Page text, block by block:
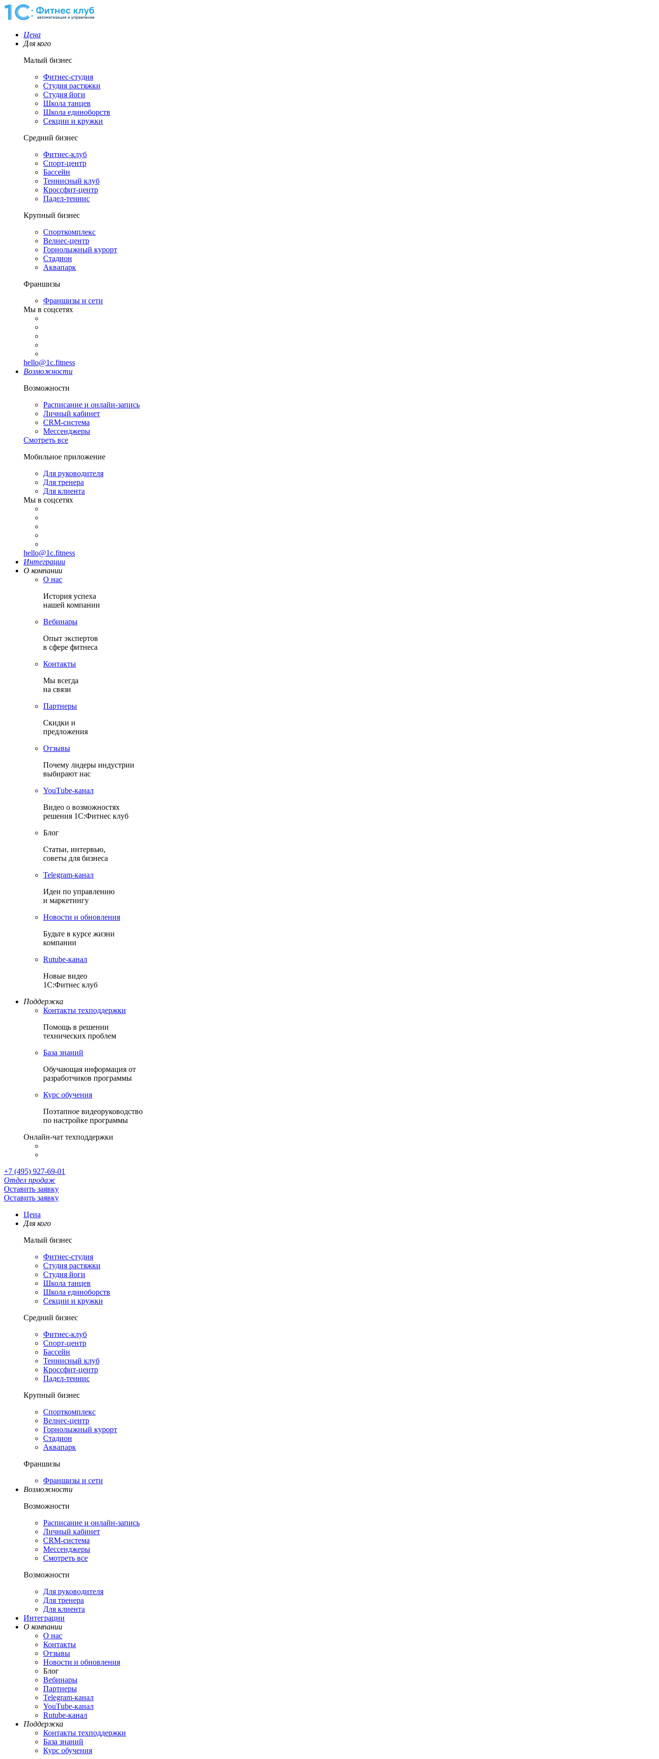
Цена
Для кого
Малый бизнес
Фитнес-студия
Студия растяжки
Студия йоги
Школа танцев
Школа единоборств
Секции и кружки
Средний бизнес
Фитнес-клуб
Спорт-центр
Бассейн
Теннисный клуб
Кроссфит-центр
Падел-теннис
Крупный бизнес
Спорткомплекс
Велнес-центр
Горнолыжный курорт
Стадион
Аквапарк
Франшизы
Франшизы и сети
Мы в соцсетях
hello@1c.fitness
Возможности
Возможности
Расписание и онлайн-запись
Личный кабинет
CRM-система
Мессенджеры
Смотреть все
Мобильное приложение
Для руководителя
Для тренера
Для клиента
Мы в соцсетях
hello@1c.fitness
Интеграции
О компании
О нас
История успеха
нашей компании
Вебинары
Опыт экспертов
в сфере фитнеса
Контакты
Мы всегда
на связи
Партнеры
Скидки и
предложения
Отзывы
Почему лидеры индустрии
выбирают нас
YouТube-канал
Видео о возможностях
решения 1С:Фитнес клуб
Блог
Статьи, интервью,
советы для бизнеса
Теlegram-канал
Идеи по управлению
и маркетингу
Новости и обновления
Будьте в курсе жизни
компании
Rutube-канал
Новые видео
1С:Фитнес клуб
Поддержка
Контакты техподдержки
Помощь в решении
технических проблем
База знаний
Обучающая информация от
разработчиков программы
Курс обучения
Поэтапное видеоруководство
по настройке программы
Онлайн-чат техподдержки
+7 (495) 927-69-01
Отдел продаж
Оставить заявку
Оставить заявку
Цена
Для кого
Малый бизнес
Фитнес-студия
Студия растяжки
Студия йоги
Школа танцев
Школа единоборств
Секции и кружки
Средний бизнес
Фитнес-клуб
Спорт-центр
Бассейн
Теннисный клуб
Кроссфит-центр
Падел-теннис
Крупный бизнес
Спорткомплекс
Велнес-центр
Горнолыжный курорт
Стадион
Аквапарк
Франшизы
Франшизы и сети
Возможности
Возможности
Расписание и онлайн-запись
Личный кабинет
CRM-система
Мессенджеры
Смотреть все
Возможности
Для руководителя
Для тренера
Для клиента
Интеграции
О компании
О нас
Контакты
Отзывы
Новости и обновления
Блог
Вебинары
Партнеры
Теlegram-канал
YouТube-канал
Rutube-канал
Поддержка
Контакты техподдержки
База знаний
Курс обучения